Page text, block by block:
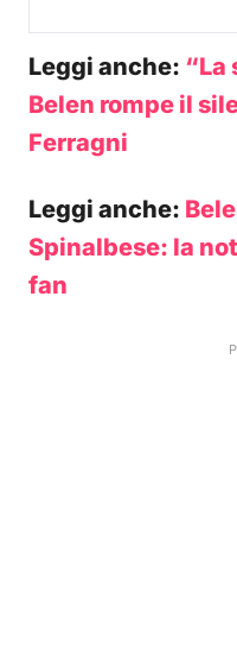
Leggi anche: “La
Belen rompe il
Ferragni
Leggi anche:
Spinalbese: la
fan